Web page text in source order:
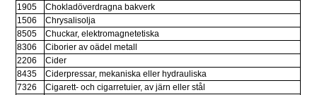
1905
Chokladöverdragna bakverk
1506
Chrysalisolja
8505
Chuckar, elektromagnetetiska
8306
Ciborier av oädel metall
2206
Cider
8435
Ciderpressar, mekaniska eller hydrauliska
7326
Cigarett- och cigarretuier, av järn eller stål